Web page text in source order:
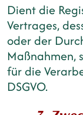
Dient die
Vertrages,
oder der
Maßnahmen,
für die
DSGVO.